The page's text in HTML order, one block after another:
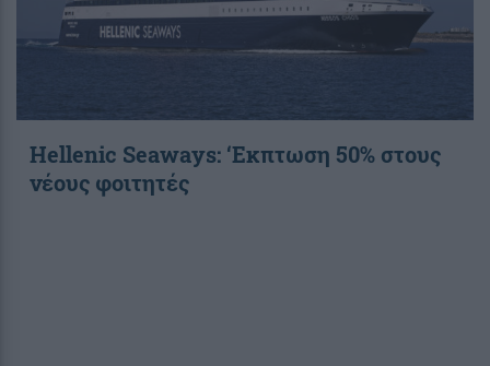
Hellenic Seaways: ‘Εκπτωση 50% στους
νέους φοιτητές